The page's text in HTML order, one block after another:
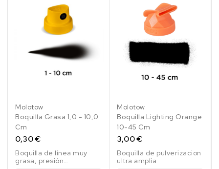
Molotow
Boquilla Grasa 1,0 - 10,0
Cm
0,30 €
Boquilla de línea muy
grasa, presión
Molotow
Boquilla Lighting Orange
10-45 Cm
3,00 €
Boquilla de pulverizacion
ultra amplia